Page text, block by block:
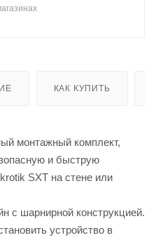
КАК КУПИТЬ
монтажный комплект,
и быструю
SXT на стене или
с шарнирной конструкцией.
устройство в